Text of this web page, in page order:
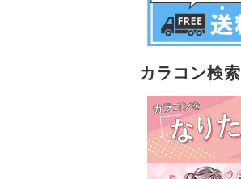
カラコン検索